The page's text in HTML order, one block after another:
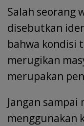
Salah seorang
disebutkan
bahwa kondisi
merugikan
merupakan
Jangan
menggunakan